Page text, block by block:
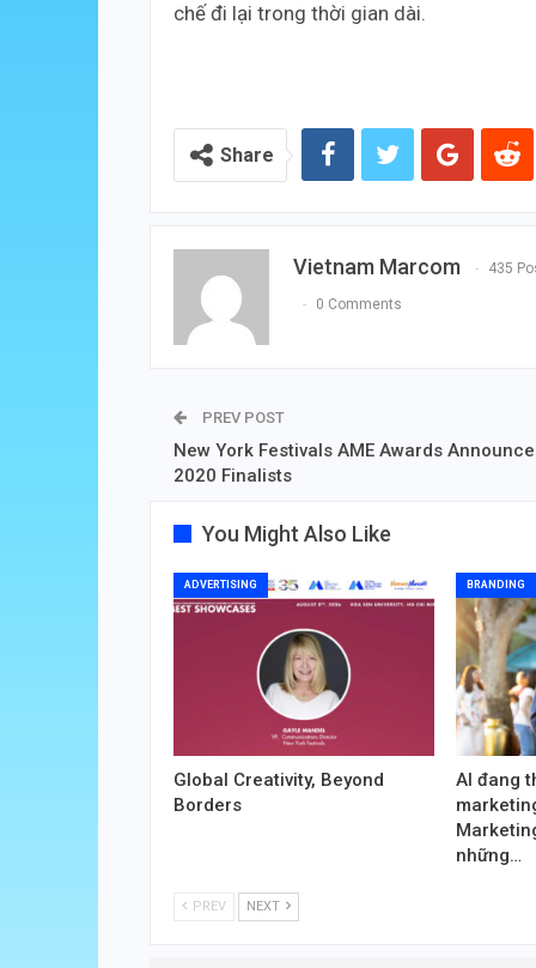
chế đi lại trong thời gian dài.
Share
Vietnam Marcom 435
0 Comments
PREV POST
New York Festivals AME Awards
2020 Finalists
You Might Also Like
ADVERTISING
Global Creativity, Beyond
Borders
BRANDING
AI đang
những…
PREV NEXT